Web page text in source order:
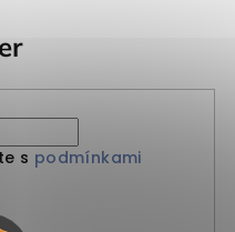
s podmínkami